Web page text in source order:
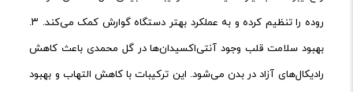
روده را تنظیم کرده و به عملکرد بهتر دستگاه گوارش کمک می‌کند. ۳.
بهبود سلامت قلب وجود آنتی‌اکسیدان‌ها در گل محمدی باعث کاهش
رادیکال‌های آزاد در بدن می‌شود. این ترکیبات با کاهش التهاب و بهبود